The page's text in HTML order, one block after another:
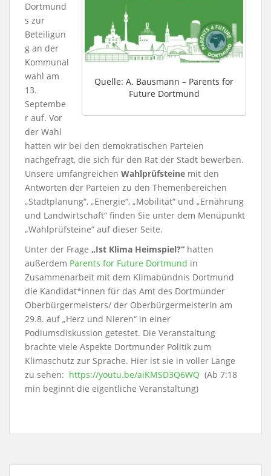
Quelle: A. Bausmann – Parents for
Future Dortmund
Dortmund
s zur
Beteiligun
g an der
Kommunal
wahl am
13.
Septembe
r auf. Vor
der Wahl
hatten wir bei den demokratischen Parteien
nachgefragt, die sich für den Rat der Stadt bewerben.
Unsere umfangreichen Wahlprüfsteine mit den
Antworten der Parteien zu den Themenbereichen
„Stadtplanung“, „Energie“, „Mobilität“ und „Ernährung
und Landwirtschaft“ finden Sie unter dem Menüpunkt
„Wahlprüfsteine“ auf dieser Seite.
Unter der Frage „Ist Klima Heimspiel?“ hatten
außerdem Parents for Future Dortmund in
Zusammenarbeit mit dem Klimabündnis Dortmund
die Kandidat*innen für das Amt des Dortmunder
Oberbürgermeisters/ der Oberbürgermeisterin am
29.8. auf „Herz und Nieren“ in einer
Podiumsdiskussion getestet. Die Veranstaltung
brachte viele Aspekte Dortmunder Politik zum
Klimaschutz zur Sprache. Hier ist sie in voller Länge
zu sehen: https://youtu.be/aiKMSD3Q6WQ (Ab 7:18
min beginnt die eigentliche Veranstaltung)